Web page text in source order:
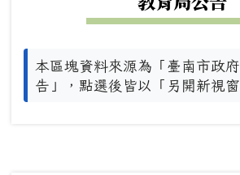
本區塊資料來源為「臺南市政
告」，點選後皆以「另開新視